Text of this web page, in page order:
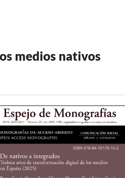
medios nativos